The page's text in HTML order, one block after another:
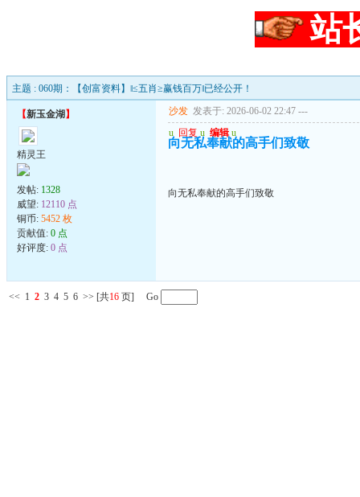
站
主题 : 060期：【创富资料】‖≤五肖≥赢钱百万‖已经公开！
【新玉金湖 】
精灵王
发帖: 1328
威望: 12110 点
铜币: 5452 枚
贡献值: 0 点
好评度: 0 点
沙发 发表于: 2026-06-02 22:47 ---
u 回复 u 编辑 u
向无私奉献的高手们致敬
向无私奉献的高手们致敬
<< 1 2 3 4 5 6 >> [共16 页] Go